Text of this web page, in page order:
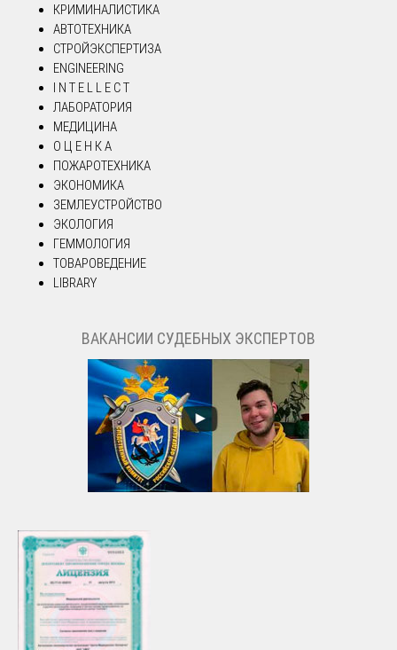
КРИМИНАЛИСТИКА
АВТОТЕХНИКА
СТРОЙЭКСПЕРТИЗА
ENGINEERING
I N T E L L E C T
ЛАБОРАТОРИЯ
МЕДИЦИНА
О Ц Е Н К А
ПОЖАРОТЕХНИКА
ЭКОНОМИКА
ЗЕМЛЕУСТРОЙСТВО
ЭКОЛОГИЯ
ГЕММОЛОГИЯ
ТОВАРОВЕДЕНИЕ
LIBRARY
ВАКАНСИИ СУДЕБНЫХ ЭКСПЕРТОВ